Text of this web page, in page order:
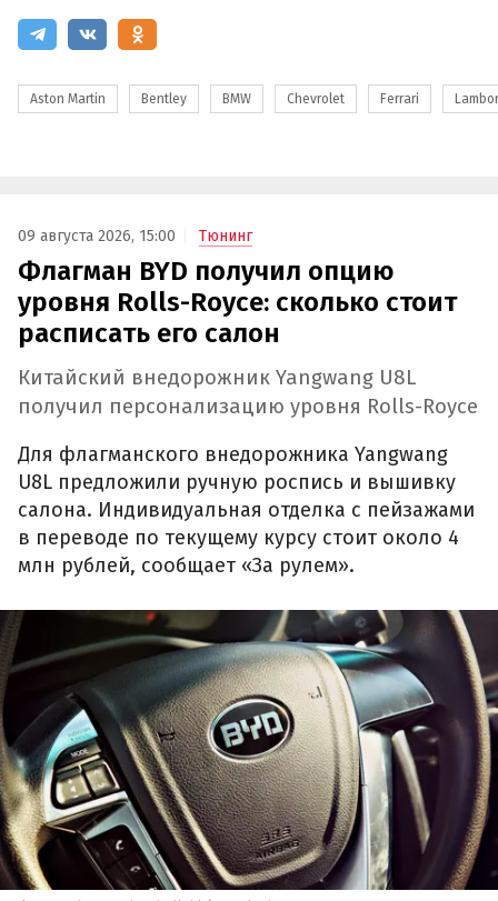
Aston Martin Bentley BMW Chevrolet Ferrari
09 августа 2026, 15:00 Тюнинг
Флагман BYD получил опцию
уровня Rolls-Royce: сколько стоит
расписать его салон
Китайский внедорожник Yangwang U8L
получил персонализацию уровня Rolls-Royce
Для флагманского внедорожника Yangwang
U8L предложили ручную роспись и вышивку
салона. Индивидуальная отделка с пейзажами
в переводе по текущему курсу стоит около 4
млн рублей, сообщает «За рулем».